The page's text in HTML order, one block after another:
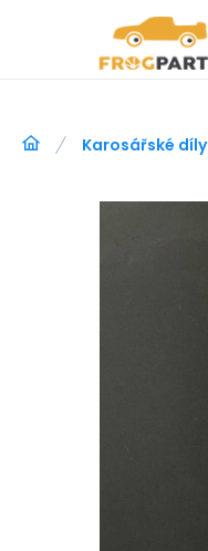
Karosářské díly